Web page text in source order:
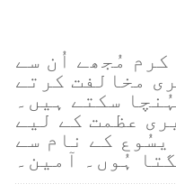
کرم مُجھے اُن سے
مخالفت کرتے
سکتے ہیں۔
عظمت کے لیے
یسُوع کے نام سے
ہُوں۔ آمین۔